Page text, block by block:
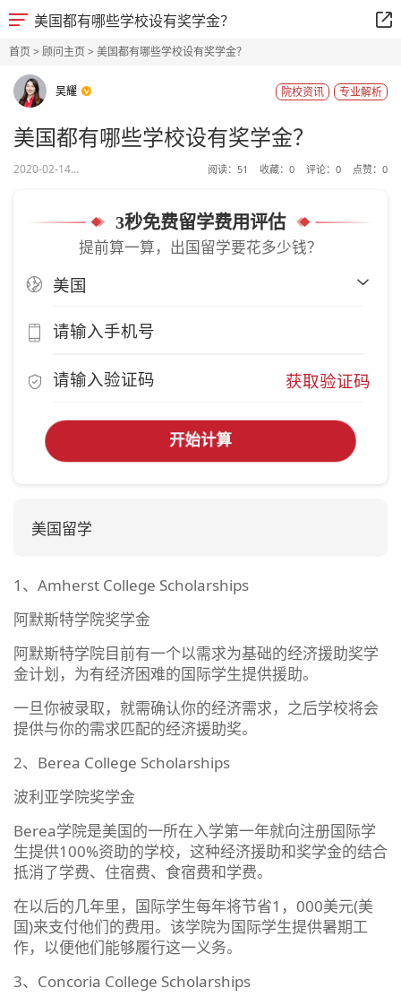
美国都有哪些学校设有奖学金？
首页> 顾问主页> 美国都有哪些学校设有奖学金？
吴耀 专业解析
院校资讯
美国都有哪些学校设有奖学金？
2020-02-14... 阅读： 51 收藏： 0 评论： 0 点赞： 0
3秒免费留学费用评估
提前算一算，出国留学要花多少钱？
获取验证码
开始计算
美国留学
1、Amherst College Scholarships
阿默斯特学院奖学金
阿默斯特学院目前有一个以需求为基础的经济援助奖学
金计划，为有经济困难的国际学生提供援助。
一旦你被录取，就需确认你的经济需求，之后学校将会
提供与你的需求匹配的经济援助奖。
2、Berea College Scholarships
波利亚学院奖学金
Berea学院是美国的一所在入学第一年就向注册国际学
生提供100%资助的学校，这种经济援助和奖学金的结合
抵消了学费、住宿费、食宿费和学费。
在以后的几年里，国际学生每年将节省1，000美元(美
国)来支付他们的费用。该学院为国际学生提供暑期工
作，以便他们能够履行这一义务。
3、Concoria College Scholarships